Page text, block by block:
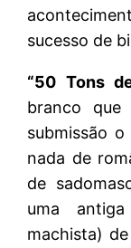
sucesso de
“50 Tons
branco que
submissão
nada de
de
uma
machista)